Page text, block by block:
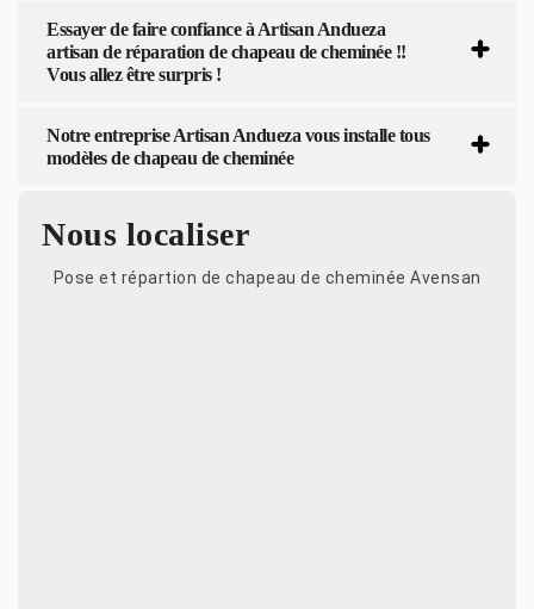
Essayer de faire confiance à Artisan Andueza
artisan de réparation de chapeau de cheminée !!
Vous allez être surpris !
Notre entreprise Artisan Andueza vous installe tous
modèles de chapeau de cheminée
Nous localiser
Pose et répartion de chapeau de cheminée Avensan